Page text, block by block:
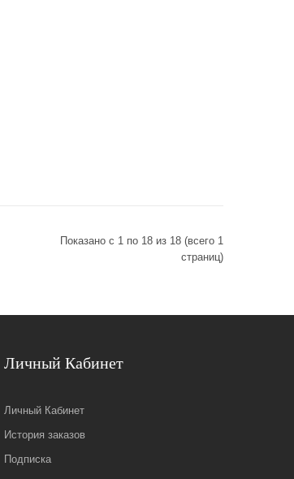
Показано с 1 по 18 из 18 (всего 1
страниц)
Личный Кабинет
Личный Кабинет
История заказов
Подписка